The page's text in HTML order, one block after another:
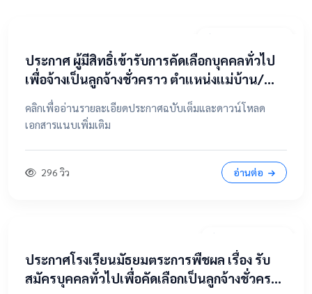
​ประกาศ ผู้มีสิทธิ์เข้ารับการคัดเลือกบุคคลทั่วไป
เพื่อจ้างเป็นลูกจ้างชั่วคราว ตำแหน่งแม่บ้าน/
นักการภารโรง
คลิกเพื่ออ่านรายละเอียดประกาศฉบับเต็มและดาวน์โหลด
เอกสารแนบเพิ่มเติม
296 วิว อ่านต่อ
ประกาศโรงเรียนมัธยมตระการพืชผล เรื่อง รับ
สมัครบุคคลทั่วไปเพื่อคัดเลือกเป็นลูกจ้างชั่วคราว